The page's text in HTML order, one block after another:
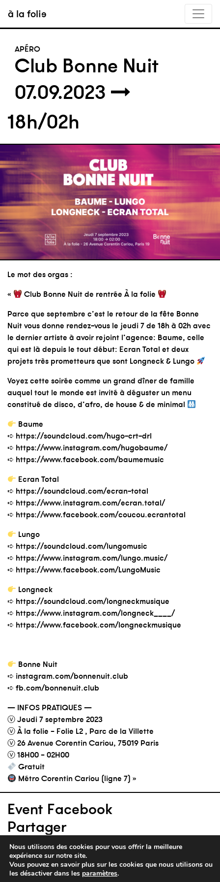
à la folie
Club Bonne Nuit
APÉRO
07.09.2023
18h/02h
Le mot des orgas :
«
Club Bonne Nuit de rentrée À la folie
Parce que septembre c’est le retour de la fête Bonne
Nuit vous donne rendez-vous le jeudi 7 de 18h à 02h avec
le dernier artiste à avoir rejoint l’agence: Baume, celle
qui est là depuis le tout début: Ecran Total et deux
projets très prometteurs que sont Longneck & Lungo
Voyez cette soirée comme un grand dîner de famille
auquel tout le monde est invité à déguster un menu
constitué de disco, d’afro, de house & de minimal
Baume
➪ https://soundcloud.com/hugo-crt-drl
➪ https://www.instagram.com/hugobaume/
➪ https://www.facebook.com/baumemusic
Ecran Total
➪ https://soundcloud.com/ecran-total
➪ https://www.instagram.com/ecran.total/
➪ https://www.facebook.com/coucou.ecrantotal
Lungo
➪ https://soundcloud.com/lungomusic
➪ https://www.instagram.com/lungo.music/
➪ https://www.facebook.com/LungoMusic
Longneck
➪ https://soundcloud.com/longneckmusique
➪ https://www.instagram.com/longneck____/
➪ https://www.facebook.com/longneckmusique
Bonne Nuit
➪ instagram.com/bonnenuit.club
➪ fb.com/bonnenuit.club
— INFOS PRATIQUES —
ⓥ Jeudi 7 septembre 2023
ⓥ À la folie – Folie L2 , Parc de la Villette
ⓥ 26 Avenue Corentin Cariou, 75019 Paris
ⓥ 18H00 – 02H00
Gratuit
Métro Corentin Cariou (ligne 7) »
Event Facebook
Partager
parc de la villette — 26 avenue corentin cariou
Nous utilisons des cookies pour vous offrir la meilleure
expérience sur notre site.
Vous pouvez en savoir plus sur les cookies que nous utilisons ou
les désactiver dans les paramètres.